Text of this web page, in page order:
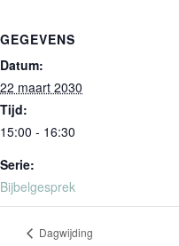
GEGEVENS
Datum:
22 maart 2030
Tijd:
15:00 - 16:30
Serie:
Bijbelgesprek
Dagwijding